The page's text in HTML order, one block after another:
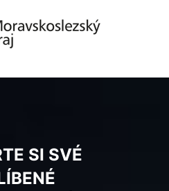
SI SVÉ